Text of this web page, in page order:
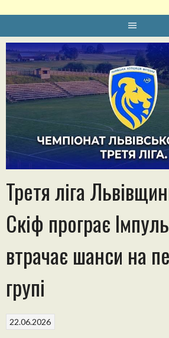
Третя ліга
Скіф програє
втрачає шанси на
групі
22.06.2026